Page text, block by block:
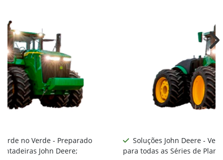
no Verde - Preparado
John Deere;
Soluções John Deere -
para todas as Séries de